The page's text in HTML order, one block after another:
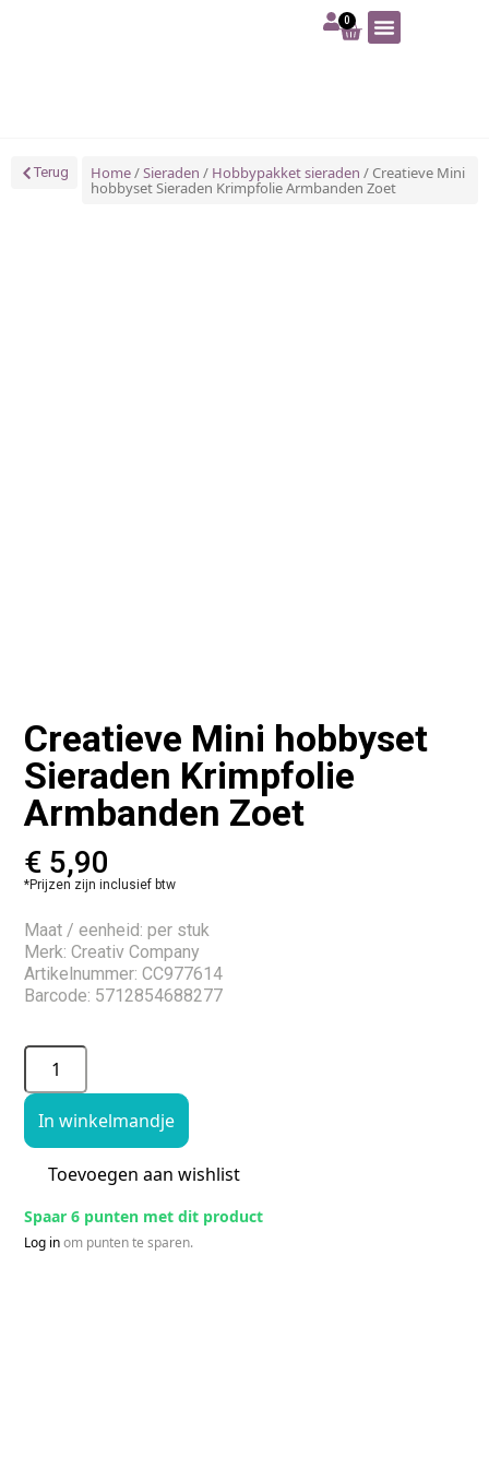
0
Terug Home/Sieraden / Hobbypakket sieraden / Creatieve Mini
hobbyset Sieraden Krimpfolie Armbanden Zoet
Creatieve Mini hobbyset
Sieraden Krimpfolie
Armbanden Zoet
€ 5,90
*Prijzen zijn inclusief btw
Maat / eenheid: per stuk
Merk: Creativ Company
Artikelnummer: CC977614
Barcode: 5712854688277
In winkelmandje
Toevoegen aan wishlist
Spaar 6 punten met dit product
Log inom punten te sparen.